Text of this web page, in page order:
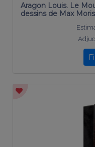
Aragon Louis. Le
dessins de Max